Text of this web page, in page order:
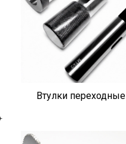
Втулки переходные